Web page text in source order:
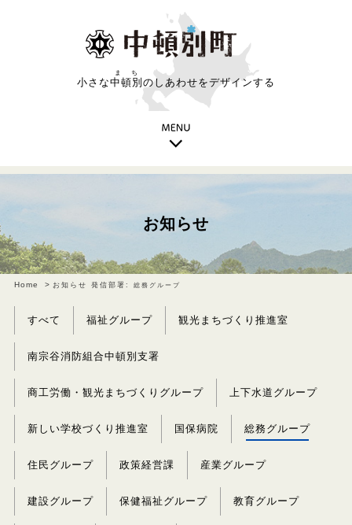
小さな中頓別
まち
のしあわせをデザインする
お知らせ
Home お知らせ 発信部署: 総務グループ
すべて 福祉グループ 観光まちづくり推進室
南宗谷消防組合中頓別支署
商工労働・観光まちづくりグループ 上下水道グループ
新しい学校づくり推進室 国保病院 総務グループ
住民グループ 政策経営課 産業グループ
建設グループ 保健福祉グループ 教育グループ